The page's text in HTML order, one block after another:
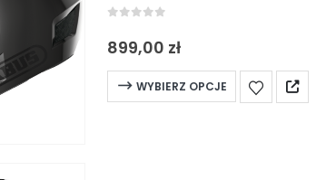
899,00 zł
WYBIERZ OPCJE